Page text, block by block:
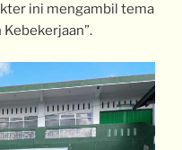
ini mengambil tema